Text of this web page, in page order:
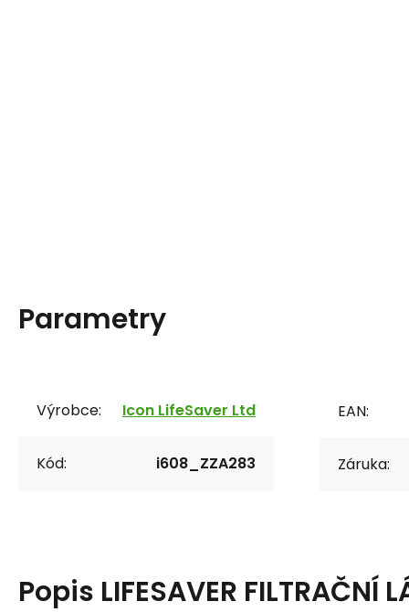
Parametry
Výrobce: Icon LifeSaver Ltd
Kód: i608_ZZA283
EAN:
Záruka:
Popis LIFESAVER FILTRAČNÍ